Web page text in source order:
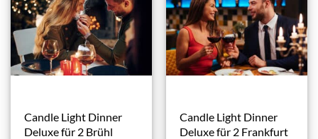
Candle Light Dinner
Deluxe für 2 Brühl
Candle Light Dinner
Deluxe für 2 Frankfurt